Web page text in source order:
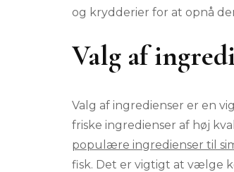
og krydderier for at opnå
Valg af
Valg af ingredienser er en
friske ingredienser af høj
populære ingredienser til
fisk. Det er vigtigt at vælge